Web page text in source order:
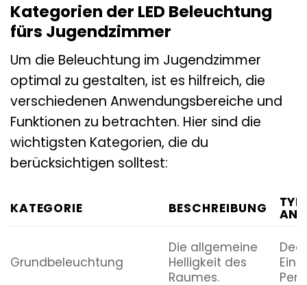
Kategorien der LED Beleuchtung
fürs Jugendzimmer
Um die Beleuchtung im Jugendzimmer
optimal zu gestalten, ist es hilfreich, die
verschiedenen Anwendungsbereiche und
Funktionen zu betrachten. Hier sind die
wichtigsten Kategorien, die du
berücksichtigen solltest:
KATEGORIE BESCHREIBUNG
Grundbeleuchtung
Die allgemeine
Helligkeit des
Raumes.